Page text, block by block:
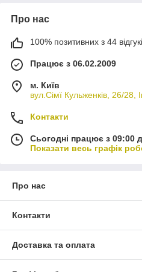
Про нас
100% позитивних з 44
Працює з 06.02.2009
м. Київ
вул.Сімї Кульженків, 26/28,
Контакти
Сьогодні працює з 09:00
Показати весь графік
Про нас
Контакти
Доставка та оплата